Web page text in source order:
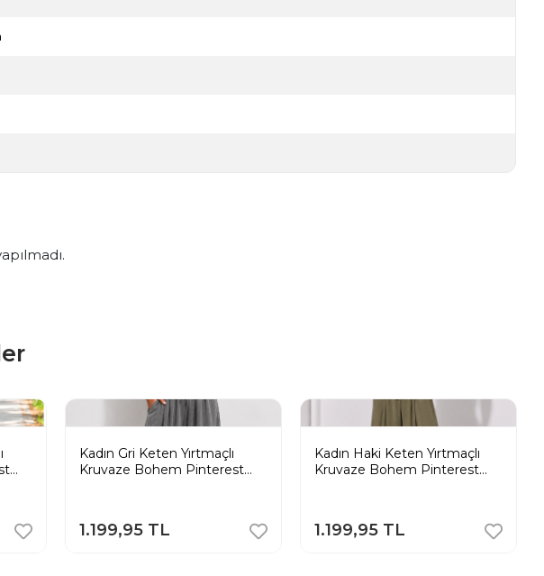
Kadın Gri Keten Yırtmaçlı
Kruvaze Bohem Pinterest
1.199,95 TL
Kadın Haki Keten Yırtmaçlı
Kruvaze Bohem Pinterest
1.199,95 TL